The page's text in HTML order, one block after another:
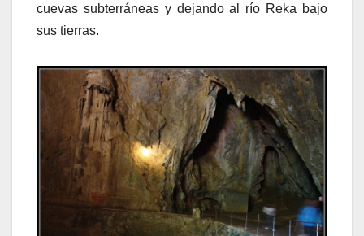
cuevas subterráneas y dejando al río Reka bajo
sus tierras.